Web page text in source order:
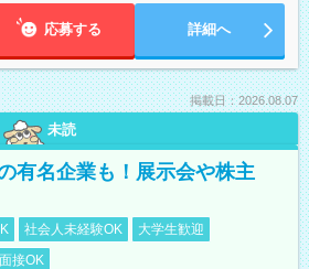
応募する 詳細へ
掲載日：2026.08.07
未読
有名企業も！展示会や株主
社会人未経験OK
大学生歓迎
接OK